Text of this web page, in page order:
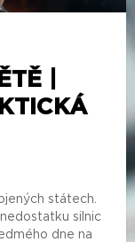
|
státech.
silnic
dne na